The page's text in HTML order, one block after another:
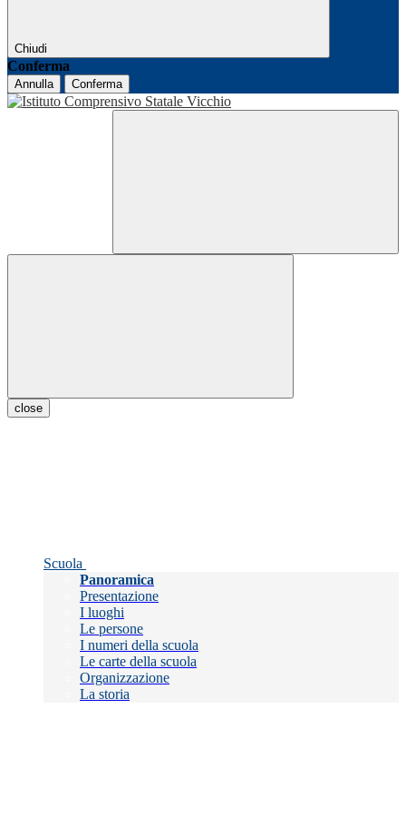
Chiudi
Conferma
Annulla Conferma
close
Scuola
Panoramica
Presentazione
I luoghi
Le persone
I numeri della scuola
Le carte della scuola
Organizzazione
La storia